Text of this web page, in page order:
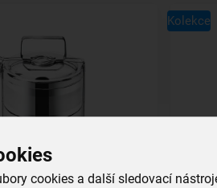
cookies a další sledovací
Kolekce